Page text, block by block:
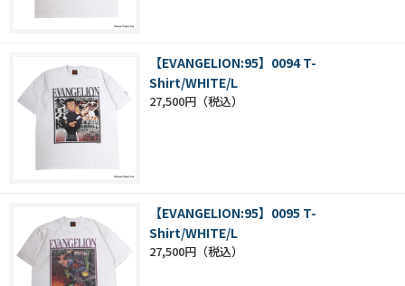
【EVANGELION:95】0094 T-
Shirt/WHITE/L
27,500円
【EVANGELION:95】0095 T-
Shirt/WHITE/L
27,500円